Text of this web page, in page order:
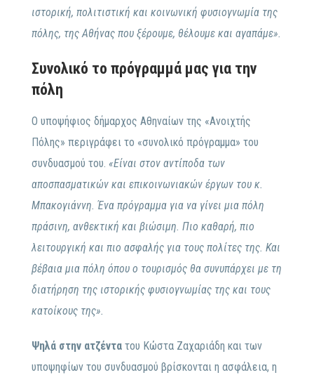
ιστορική, πολιτιστική και κοινωνική φυσιογνωμία της
πόλης, της Αθήνας που ξέρουμε, θέλουμε και αγαπάμε».
Συνολικό το πρόγραμμά μας για την
πόλη
Ο υποψήφιος δήμαρχος Αθηναίων της «Ανοιχτής
Πόλης» περιγράφει το «συνολικό πρόγραμμα» του
συνδυασμού του. «Είναι στον αντίποδα των
αποσπασματικών και επικοινωνιακών έργων του κ.
Μπακογιάννη. Ένα πρόγραμμα για να γίνει μια πόλη
πράσινη, ανθεκτική και βιώσιμη. Πιο καθαρή, πιο
λειτουργική και πιο ασφαλής για τους πολίτες της. Και
βέβαια μια πόλη όπου ο τουρισμός θα συνυπάρχει με τη
διατήρηση της ιστορικής φυσιογνωμίας της και τους
κατοίκους της».
Ψηλά στην ατζέντα του Κώστα Ζαχαριάδη και των
υποψηφίων του συνδυασμού βρίσκονται η ασφάλεια, η